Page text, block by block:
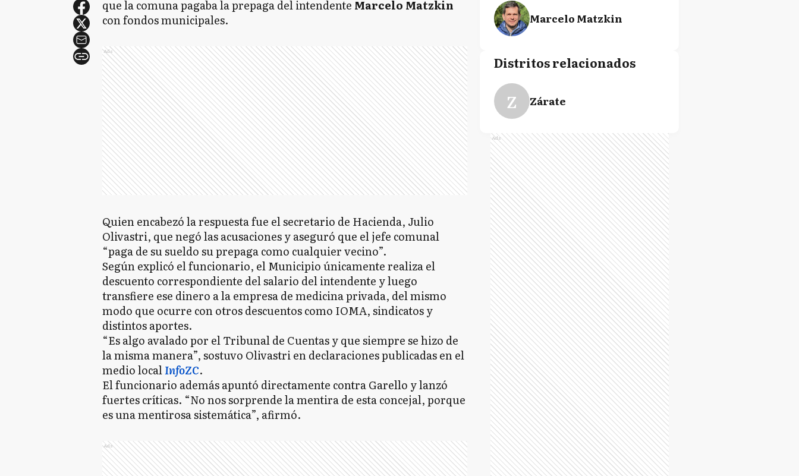
que la comuna pagaba la prepaga del intendente Marcelo Matzkin
con fondos municipales.
Ads
Quien encabezó la respuesta fue el secretario de Hacienda, Julio
Olivastri, que negó las acusaciones y aseguró que el jefe comunal
“paga de su sueldo su prepaga como cualquier vecino”.
Según explicó el funcionario, el Municipio únicamente realiza el
descuento correspondiente del salario del intendente y luego
transfiere ese dinero a la empresa de medicina privada, del mismo
modo que ocurre con otros descuentos como IOMA, sindicatos y
distintos aportes.
“Es algo avalado por el Tribunal de Cuentas y que siempre se hizo de
la misma manera”, sostuvo Olivastri en declaraciones publicadas en el
medio localInfoZC.
El funcionario además apuntó directamente contra Garello y lanzó
fuertes críticas. “No nos sorprende la mentira de esta concejal, porque
es una mentirosa sistemática”, afirmó.
Ads
Marcelo Matzkin
Distritos relacionados
Z Zárate
Ads